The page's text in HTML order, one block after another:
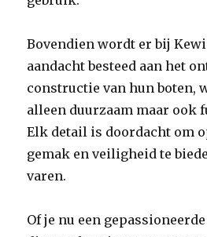
Bovendien wordt er bij
aandacht besteed aan het
constructie van hun boten,
alleen duurzaam maar ook
Elk detail is doordacht om
gemak en veiligheid te
varen.
Of je nu een